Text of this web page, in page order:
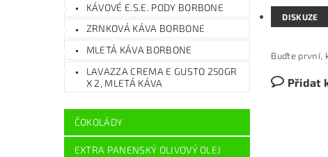
KÁVOVÉ E.S.E. PODY BORBONE
ZRNKOVÁ KÁVA BORBONE
MLETÁ KÁVA BORBONE
LAVAZZA CREMA E GUSTO 250GR
X 2, MLETÁ KÁVA
ČOKOLÁDY
EXTRA PANENSKÝ OLIVOVÝ OLEJ
DISKUZE
Buďte první,
Přidat